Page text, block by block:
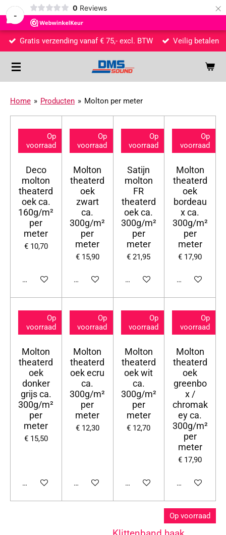
-
0 Reviews ×
Gratis verzending vanaf € 75,- excl. BTW Veilig betalen
Home » Producten » Molton per meter
Op
voorraad
Deco
molton
theaterd
oek ca.
160g/m²
per
meter
€ 10,70
Bekijk details
Op
voorraad
Molton
theaterd
oek
zwart
ca.
300g/m²
per
meter
€ 15,90
Bekijk details
Op
voorraad
Satijn
molton
FR
theaterd
oek ca.
300g/m²
per
meter
€ 21,95
Bekijk details
Op
voorraad
Molton
theaterd
oek
bordeau
x ca.
300g/m²
per
meter
€ 17,90
Bekijk details
Op
voorraad
Molton
theaterd
oek
donker
grijs ca.
300g/m²
per
meter
€ 15,50
Bekijk details
Op
voorraad
Molton
theaterd
oek ecru
ca.
300g/m²
per
meter
€ 12,30
Bekijk details
Op
voorraad
Molton
theaterd
oek wit
ca.
300g/m²
per
meter
€ 12,70
Bekijk details
Op
voorraad
Molton
theaterd
oek
greenbo
x /
chromak
ey ca.
300g/m²
per
meter
€ 17,90
Bekijk details
Op voorraad